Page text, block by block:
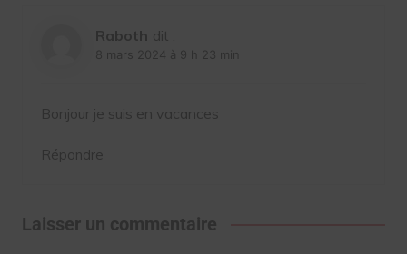
Raboth dit :
8 mars 2024 à 9 h 23 min
Bonjour je suis en vacances
Répondre
Laisser un commentaire